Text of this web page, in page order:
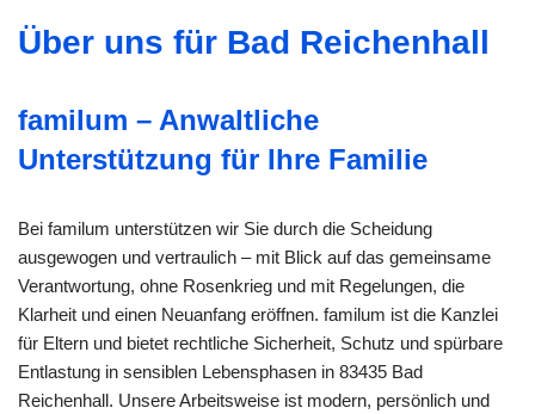
Über uns für Bad Reichenhall
familum – Anwaltliche
Unterstützung für Ihre Familie
Bei familum unterstützen wir Sie durch die Scheidung
ausgewogen und vertraulich – mit Blick auf das gemeinsame
Verantwortung, ohne Rosenkrieg und mit Regelungen, die
Klarheit und einen Neuanfang eröffnen. familum ist die Kanzlei
für Eltern und bietet rechtliche Sicherheit, Schutz und spürbare
Entlastung in sensiblen Lebensphasen in 83435 Bad
Reichenhall. Unsere Arbeitsweise ist modern, persönlich und